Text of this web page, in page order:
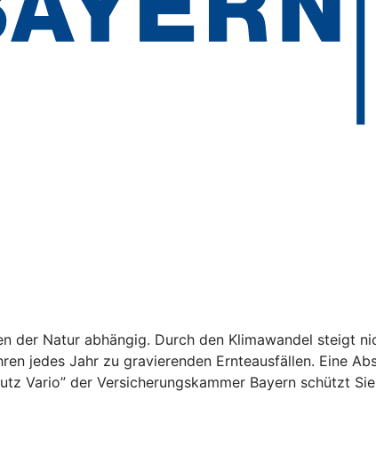
der Natur abhängig. Durch den Klimawandel steigt
jedes Jahr zu gravierenden Ernteausfällen. Eine
Vario” der Versicherungskammer Bayern schützt